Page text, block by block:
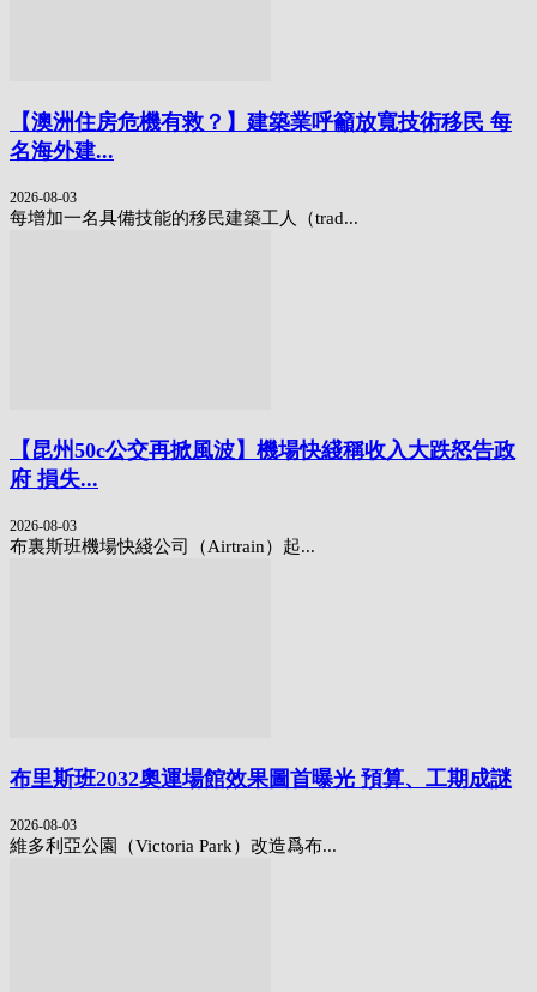
【澳洲住房危機有救？】建築業呼籲放寬技術移民 每
名海外建...
2026-08-03
每增加一名具備技能的移民建築工人（trad...
【昆州50c公交再掀風波】機場快綫稱收入大跌怒告政
府 損失...
2026-08-03
布裏斯班機場快綫公司（Airtrain）起...
布里斯班2032奧運場館效果圖首曝光 預算、工期成謎
2026-08-03
維多利亞公園（Victoria Park）改造爲布...